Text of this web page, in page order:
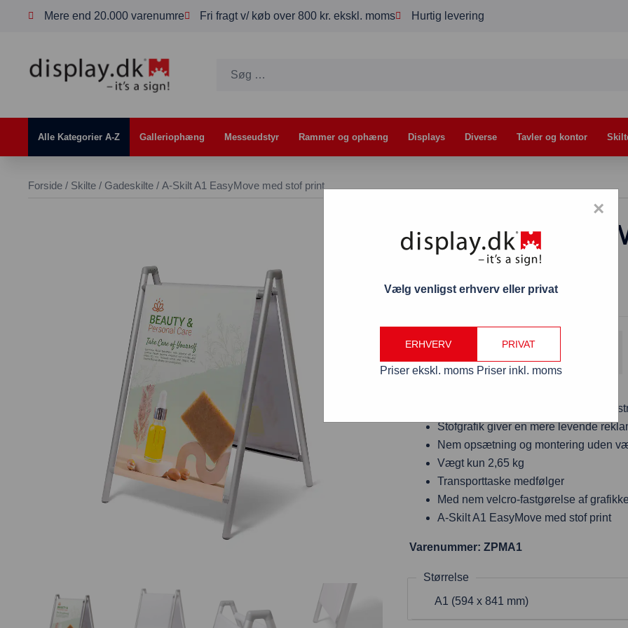
Mere end 20.000 varenumre Fri fragt v/ køb over 800 kr. ekskl. moms Hurtig levering
Alle Kategorier A-Z Galleriophæng Messeudstyr Rammer og ophæng Displays Diverse Tavler og kontor
Forside / Skilte / Gadeskilte / A-Skilt A1 EasyMove med stof print
A-Skilt A1
Gratis fragt
Fordi varen koster over 800 kr. ekskl. moms
Indendørs A-board med rund rør
Stofgrafik giver en mere levende
Nem opsætning og montering uden
Vægt kun 2,65 kg
Transporttaske medfølger
Med nem velcro-fastgørelse af
A-Skilt A1 EasyMove med stof print
Varenummer: ZPMA1
Størrelse
A1 (594 x 841 mm)
Vælg venligst erhverv eller privat
ERHVERV
Priser ekskl. moms
PRIVAT
Priser inkl. moms
×